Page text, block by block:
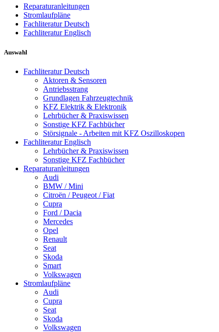
Reparaturanleitungen
Stromlaufpläne
Fachliteratur Deutsch
Fachliteratur Englisch
Auswahl
Fachliteratur Deutsch
Aktoren & Sensoren
Antriebsstrang
Grundlagen Fahrzeugtechnik
KFZ Elektrik & Elektronik
Lehrbücher & Praxiswissen
Sonstige KFZ Fachbücher
Störsignale - Arbeiten mit KFZ Oszilloskopen
Fachliteratur Englisch
Lehrbücher & Praxiswissen
Sonstige KFZ Fachbücher
Reparaturanleitungen
Audi
BMW / Mini
Citroën / Peugeot / Fiat
Cupra
Ford / Dacia
Mercedes
Opel
Renault
Seat
Skoda
Smart
Volkswagen
Stromlaufpläne
Audi
Cupra
Seat
Skoda
Volkswagen